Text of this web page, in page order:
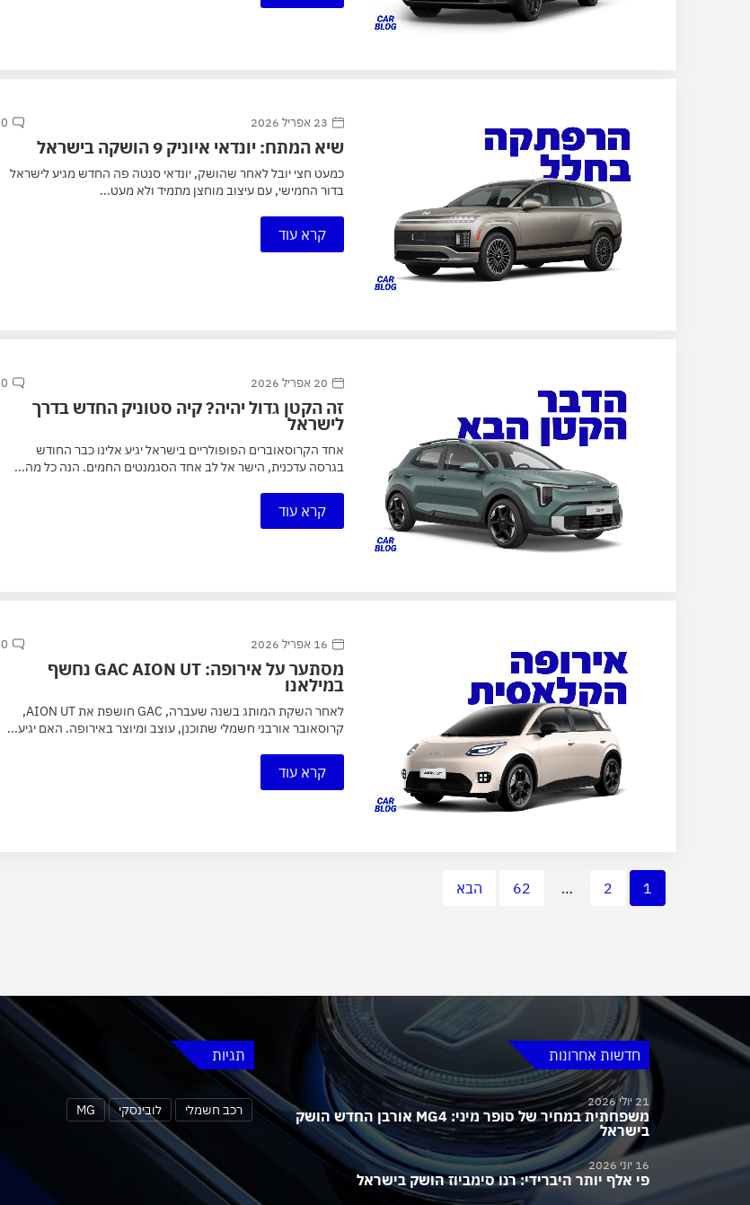
23 אפריל 2026 0
שיא המתח: יונדאי איוניק 9 הושקה בישראל
כמעט חצי יובל לאחר שהושק, יונדאי סנטה פה החדש מגיע לישראל
בדור החמישי, עם עיצוב מוחצן מתמיד ולא מעט...
קרא עוד
20 אפריל 2026 0
זה הקטן גדול יהיה? קיה סטוניק החדש בדרך
לישראל
אחד הקרוסאוברים הפופולריים בישראל יגיע אלינו כבר החודש
בגרסה עדכנית, הישר אל לב אחד הסגמנטים החמים. הנה כל מה...
קרא עוד
16 אפריל 2026 0
מסתער על אירופה: GAC AION UT נחשף
במילאנו
לאחר השקת המותג בשנה שעברה, GAC חושפת את AION UT,
קרוסאובר אורבני חשמלי שתוכנן, עוצב ומיוצר באירופה. האם יגיע...
קרא עוד
1
2
…
62 הבא
חדשות אחרונות
21 יולי 2026
משפחתית במחיר של סופר מיני: MG4 אורבן החדש הושק
בישראל
16 יוני 2026
פי אלף יותר היברידי: רנו סימביוז הושק בישראל
תגיות
רכב חשמלי לובינסקי MG